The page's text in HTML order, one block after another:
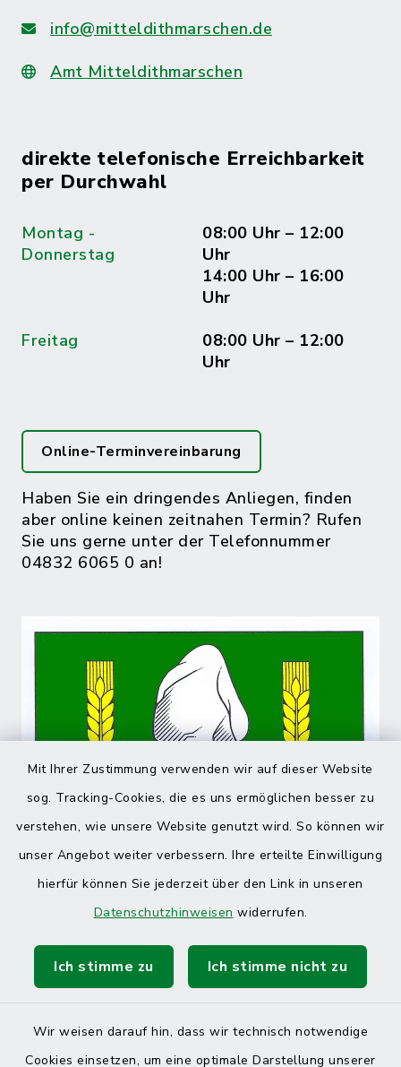
Mit Ihrer Zustimmung verwenden wir auf dieser Website
sog. Tracking-Cookies, die es uns ermöglichen besser zu
verstehen, wie unsere Website genutzt wird. So können wir
unser Angebot weiter verbessern. Ihre erteilte Einwilligung
hierfür können Sie jederzeit über den Link in unseren
Datenschutzhinweisen widerrufen.
Ich stimme zu Ich stimme nicht zu
Wir weisen darauf hin, dass wir technisch notwendige
Cookies einsetzen, um eine optimale Darstellung unserer
info@mitteldithmarschen.de
Amt Mitteldithmarschen
direkte telefonische Erreichbarkeit
per Durchwahl
Montag -
Donnerstag
08:00 Uhr – 12:00
Uhr
14:00 Uhr – 16:00
Uhr
Freitag
08:00 Uhr – 12:00
Uhr
Online-Terminvereinbarung
Haben Sie ein dringendes Anliegen, finden
aber online keinen zeitnahen Termin? Rufen
Sie uns gerne unter der Telefonnummer
04832 6065 0 an!